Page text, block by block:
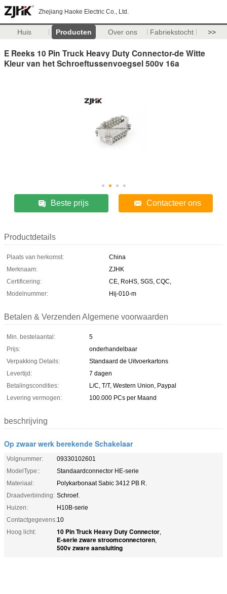
Zhejiang Haoke Electric Co., Ltd.
Huis Producten Over ons Fabriekstocht >>
E Reeks 10 Pin Truck Heavy Duty Connector-de Witte
Kleur van het Schroeftussenvoegsel 500v 16a
Beste prijs Contacteer ons
Productdetails
Plaats van herkomst:
China
Merknaam:
ZJHK
Certificering:
CE, RoHS, SGS, CQC,
Modelnummer:
Hij-010-m
Betalen & Verzenden Algemene voorwaarden
Min. bestelaantal:
5
Prijs:
onderhandelbaar
Verpakking Details:
Standaard de Uitvoerkartons
Levertijd:
7 dagen
Betalingscondities:
L/C, T/T, Western Union, Paypal
Levering vermogen:
100.000 PCs per Maand
beschrijving
Op zwaar werk berekende Schakelaar
Volgnummer:
09330102601
ModelType::
Standaardconnector HE-serie
Materiaal:
Polykarbonaat Sabic 3412 PB R.
Draadverbinding: Schroef.
Huizen:
H10B-serie
Contactgegevens:10
Hoog licht:
10 Pin Truck Heavy Duty Connector,
E-serie zware stroomconnectoren,
500v zware aansluiting